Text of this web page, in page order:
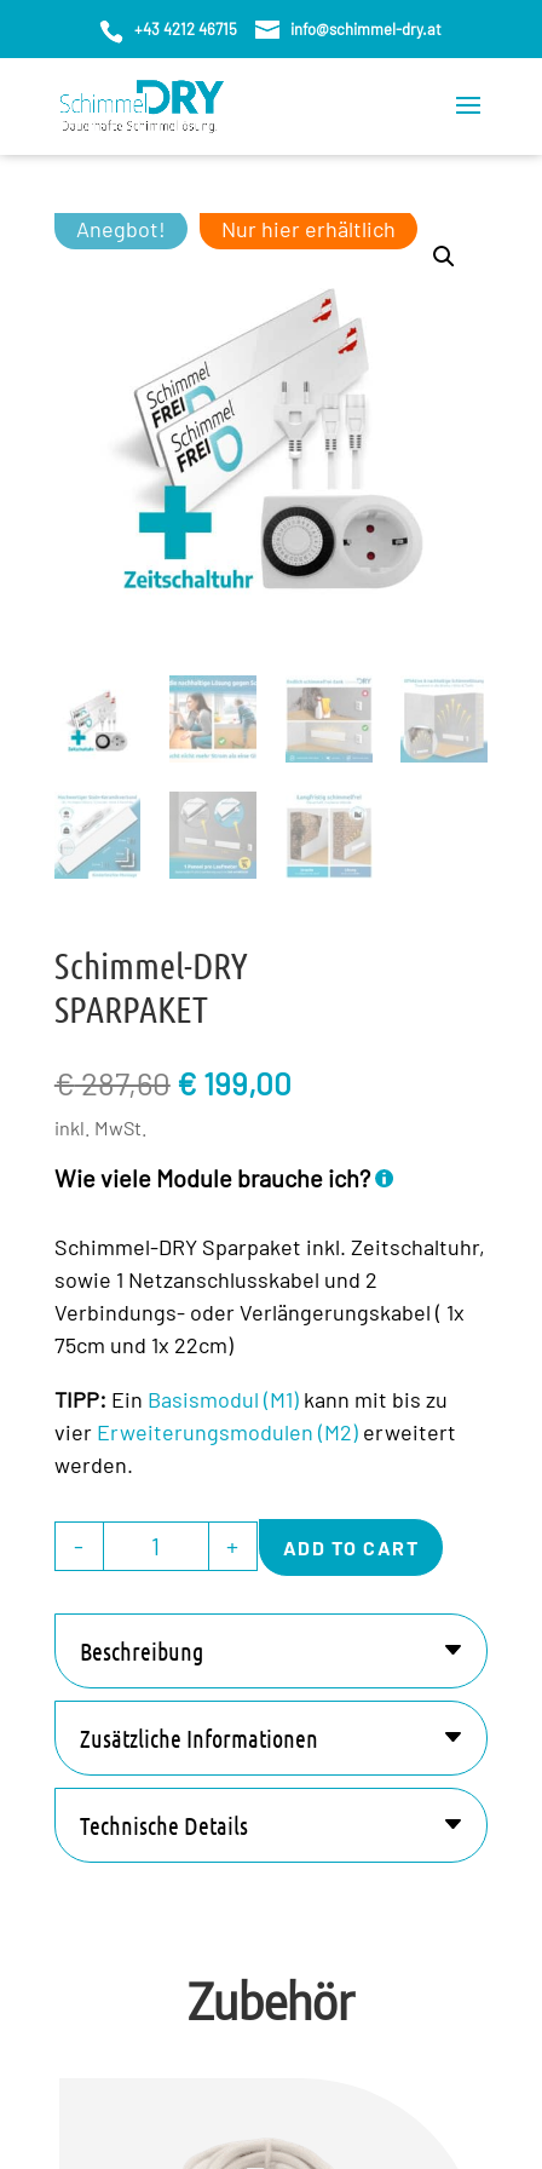
+43 4212 46715 info@schimmel-dry.at
Anegbot! Nur hier erhältlich
Schimmel-DRY
SPARPAKET
€287,60 Original
€ 287,60.
€ 199,00Current
€ 199,00.
inkl. MwSt.
Wie viele Module brauche ich?
Schimmel-DRY Sparpaket inkl. Zeitschaltuhr,
sowie 1 Netzanschlusskabel und 2
Verbindungs- oder Verlängerungskabel ( 1x
75cm und 1x 22cm)
TIPP: Ein Basismodul (M1)kann mit bis zu
vier Erweiterungsmodulen (M2)erweitert
werden.
Quantity
- + ADD TO CART
n
a
i
v
e
Beschreibung
Zusätzliche Informationen
Technische Details
Zubehör